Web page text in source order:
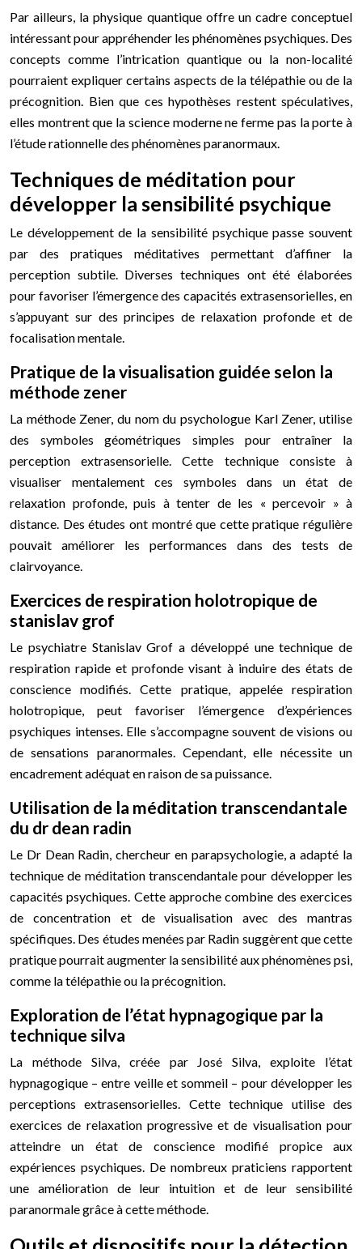
Par ailleurs, la physique quantique offre un cadre conceptuel
intéressant pour appréhender les phénomènes psychiques. Des
concepts comme l’intrication quantique ou la non-localité
pourraient expliquer certains aspects de la télépathie ou de la
précognition. Bien que ces hypothèses restent spéculatives,
elles montrent que la science moderne ne ferme pas la porte à
l’étude rationnelle des phénomènes paranormaux.
Techniques de méditation pour
développer la sensibilité psychique
Le développement de la sensibilité psychique passe souvent
par des pratiques méditatives permettant d’affiner la
perception subtile. Diverses techniques ont été élaborées
pour favoriser l’émergence des capacités extrasensorielles, en
s’appuyant sur des principes de relaxation profonde et de
focalisation mentale.
Pratique de la visualisation guidée selon la
méthode zener
La méthode Zener, du nom du psychologue Karl Zener, utilise
des symboles géométriques simples pour entraîner la
perception extrasensorielle. Cette technique consiste à
visualiser mentalement ces symboles dans un état de
relaxation profonde, puis à tenter de les « percevoir » à
distance. Des études ont montré que cette pratique régulière
pouvait améliorer les performances dans des tests de
clairvoyance.
Exercices de respiration holotropique de
stanislav grof
Le psychiatre Stanislav Grof a développé une technique de
respiration rapide et profonde visant à induire des états de
conscience modifiés. Cette pratique, appelée respiration
holotropique, peut favoriser l’émergence d’expériences
psychiques intenses. Elle s’accompagne souvent de visions ou
de sensations paranormales. Cependant, elle nécessite un
encadrement adéquat en raison de sa puissance.
Utilisation de la méditation transcendantale
du dr dean radin
Le Dr Dean Radin, chercheur en parapsychologie, a adapté la
technique de méditation transcendantale pour développer les
capacités psychiques. Cette approche combine des exercices
de concentration et de visualisation avec des mantras
spécifiques. Des études menées par Radin suggèrent que cette
pratique pourrait augmenter la sensibilité aux phénomènes psi,
comme la télépathie ou la précognition.
Exploration de l’état hypnagogique par la
technique silva
La méthode Silva, créée par José Silva, exploite l’état
hypnagogique – entre veille et sommeil – pour développer les
perceptions extrasensorielles. Cette technique utilise des
exercices de relaxation progressive et de visualisation pour
atteindre un état de conscience modifié propice aux
expériences psychiques. De nombreux praticiens rapportent
une amélioration de leur intuition et de leur sensibilité
paranormale grâce à cette méthode.